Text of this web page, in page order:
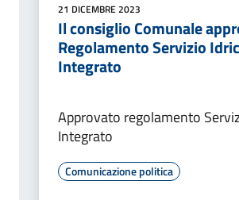
21 DICEMBRE 2023
Il consiglio Comunale
Regolamento Servizio
Integrato
Approvato regolamento
Integrato
Comunicazione politica